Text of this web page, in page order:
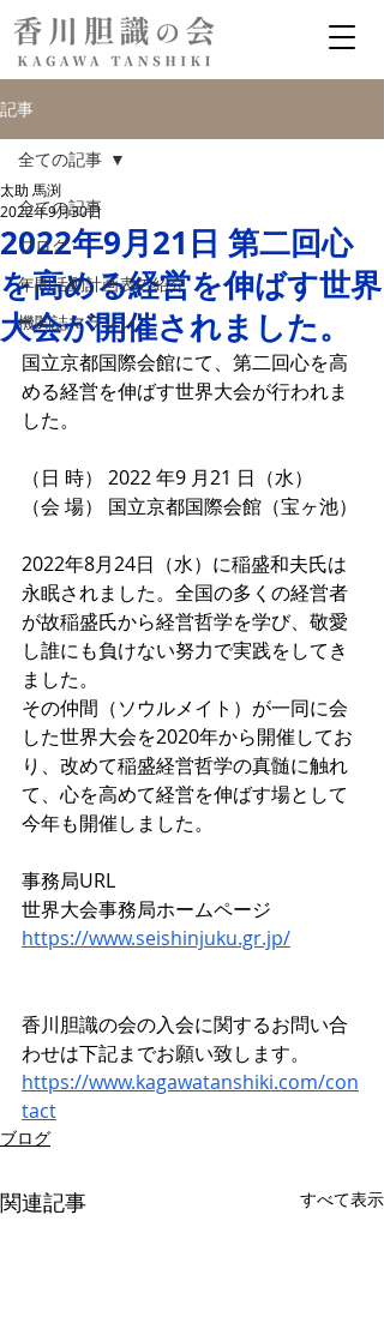
記事
全ての記事
ブログ
年間活動計画表の紹介
機関誌マラソン
全ての記事
2022年9月21日 第二回心
を高める経営を伸ばす世界
大会が開催されました。
太助 馬渕
2022年9月30日
国立京都国際会館にて、第二回心を高
める経営を伸ばす世界大会が行われま
した。
（日 時） 2022 年9 月21 日（水）
（会 場） 国立京都国際会館（宝ヶ池）
2022年8月24日（水）に稲盛和夫氏は
永眠されました。全国の多くの経営者
が故稲盛氏から経営哲学を学び、敬愛
し誰にも負けない努力で実践をしてき
ました。
その仲間（ソウルメイト）が一同に会
した世界大会を2020年から開催してお
り、改めて稲盛経営哲学の真髄に触れ
て、心を高めて経営を伸ばす場として
今年も開催しました。
事務局URL
世界大会事務局ホームページ
https://www.seishinjuku.gr.jp/
香川胆識の会の入会に関するお問い合
わせは下記までお願い致します。
https://www.kagawatanshiki.com/con
tact
ブログ
関連記事 すべて表示